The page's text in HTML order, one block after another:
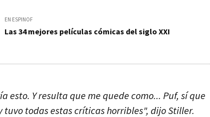
EN ESPINOF
Las 34 mejores películas cómicas del siglo XXI
esto. Y resulta que me quede como... Puf, sí que
tuvo todas estas críticas horribles", dijo Stiller.